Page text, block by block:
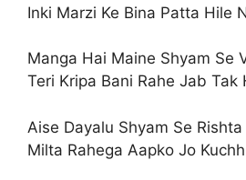
Inki Marzi Ke Bina Patta Hile
Manga Hai Maine Shyam Se
Teri Kripa Bani Rahe Jab Tak
Aise Dayalu Shyam Se
Milta Rahega Aapko Jo